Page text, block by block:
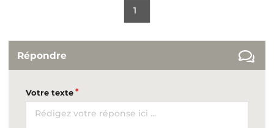
1
Répondre
Votre texte